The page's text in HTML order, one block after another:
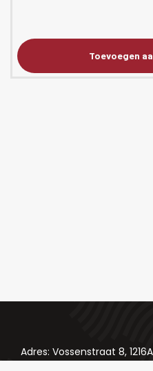
Toevoegen
Adres: Vossenstraat 8,